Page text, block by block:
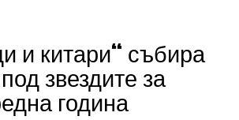
се проведат в парк „Максим
часовниковата кула, с вход
ще започне на 12 август с
и китари“ събира
звездите за
година